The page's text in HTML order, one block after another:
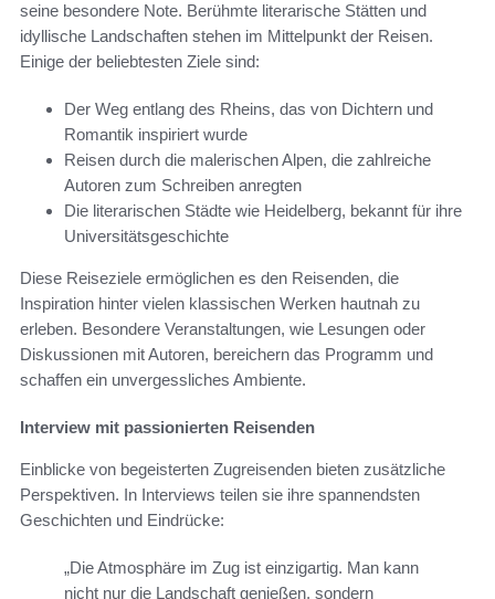
seine besondere Note. Berühmte literarische Stätten und
idyllische Landschaften stehen im Mittelpunkt der Reisen.
Einige der beliebtesten Ziele sind:
Der Weg entlang des Rheins, das von Dichtern und
Romantik inspiriert wurde
Reisen durch die malerischen Alpen, die zahlreiche
Autoren zum Schreiben anregten
Die literarischen Städte wie Heidelberg, bekannt für ihre
Universitätsgeschichte
Diese Reiseziele ermöglichen es den Reisenden, die
Inspiration hinter vielen klassischen Werken hautnah zu
erleben. Besondere Veranstaltungen, wie Lesungen oder
Diskussionen mit Autoren, bereichern das Programm und
schaffen ein unvergessliches Ambiente.
Interview mit passionierten Reisenden
Einblicke von begeisterten Zugreisenden bieten zusätzliche
Perspektiven. In Interviews teilen sie ihre spannendsten
Geschichten und Eindrücke:
„Die Atmosphäre im Zug ist einzigartig. Man kann
nicht nur die Landschaft genießen, sondern